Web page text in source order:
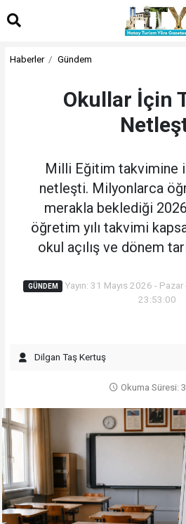
Haberler Gündem
Okullar İçin
Milli Eğitim takvimine
netleşti. Milyonlarca
merakla beklediği
öğretim yılı takvimi
okul açılış ve dönem
GÜNDEM
Yayın: 31 Mayıs 2026 -
23:53:00
Dilgan Taş Kertuş
Okuma Süresi: